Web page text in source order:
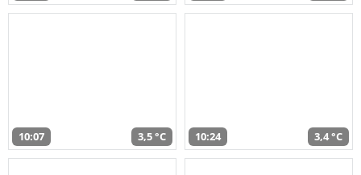
10:07 3,5 °C 10:24 3,4 °C